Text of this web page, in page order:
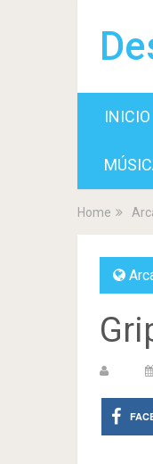
INICIO
Home